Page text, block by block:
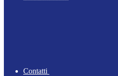
Contatti